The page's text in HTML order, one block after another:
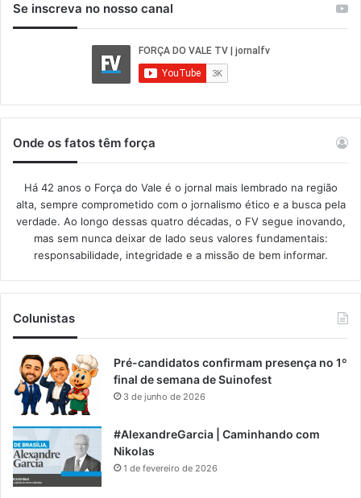
Se inscreva no nosso canal
Onde os fatos têm força
Há 42 anos o Força do Vale é o jornal mais lembrado na região
alta, sempre comprometido com o jornalismo ético e a busca pela
verdade. Ao longo dessas quatro décadas, o FV segue inovando,
mas sem nunca deixar de lado seus valores fundamentais:
responsabilidade, integridade e a missão de bem informar.​
Colunistas
Pré-candidatos confirmam presença no 1º
final de semana de Suinofest
3 de junho de 2026
#AlexandreGarcia | Caminhando com
Nikolas
1 de fevereiro de 2026